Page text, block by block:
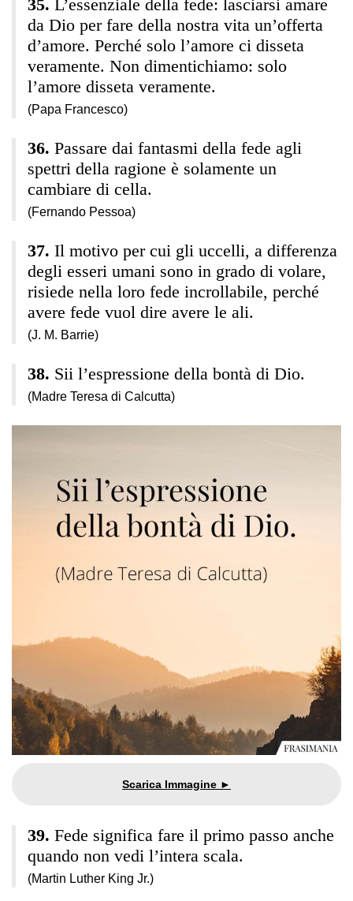
L’essenziale della fede: lasciarsi amare
da Dio per fare della nostra vita un’offerta
d’amore. Perché solo l’amore ci disseta
veramente. Non dimentichiamo: solo
l’amore disseta veramente.
(Papa Francesco)
Passare dai fantasmi della fede agli
spettri della ragione è solamente un
cambiare di cella.
(Fernando Pessoa)
Il motivo per cui gli uccelli, a differenza
degli esseri umani sono in grado di volare,
risiede nella loro fede incrollabile, perché
avere fede vuol dire avere le ali.
(J. M. Barrie)
Sii l’espressione della bontà di Dio.
(Madre Teresa di Calcutta)
Fede significa fare il primo passo anche
quando non vedi l’intera scala.
(Martin Luther King Jr.)